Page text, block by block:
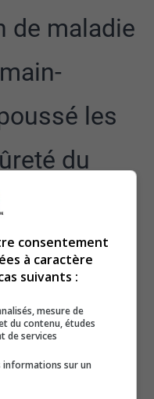
de maladie
les
du
les
patient à l’aide de
par la page
central d’Abitibi-
consentement
à caractère
suivants :
mesure de
du contenu, études
de services
informations sur un